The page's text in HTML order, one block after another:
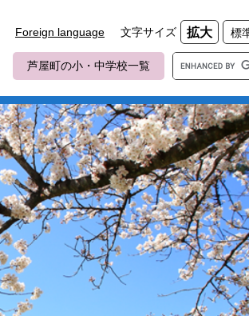
Foreign language 文字サイズ 拡大 標
芦屋町の小・中学校一覧
G
o
o
g
l
e
カ
ス
タ
ム
検
索